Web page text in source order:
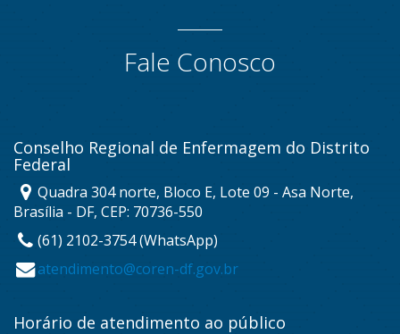
Fale Conosco
Conselho Regional de Enfermagem do Distrito
Federal
Quadra 304 norte, Bloco E, Lote 09 - Asa Norte,
Brasília - DF, CEP: 70736-550
(61) 2102-3754 (WhatsApp)
atendimento@coren-df.gov.br
Horário de atendimento ao público